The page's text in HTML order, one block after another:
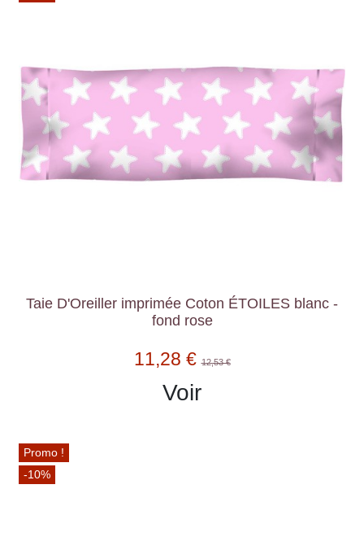
Taie D'Oreiller imprimée Coton ÉTOILES blanc -
fond rose
11,28 €12,53 €
Voir
Promo !
-10%